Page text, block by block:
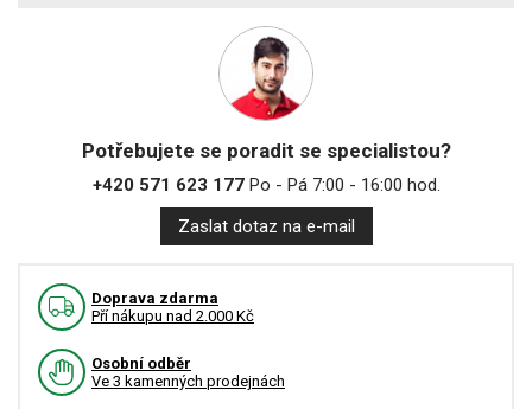
Potřebujete se poradit se specialistou?
+420 571 623 177Po - Pá 7:00 - 16:00 hod.
Zaslat dotaz na e-mail
Doprava zdarma
Pří nákupu nad 2.000 Kč
Osobní odběr
Ve 3 kamenných prodejnách